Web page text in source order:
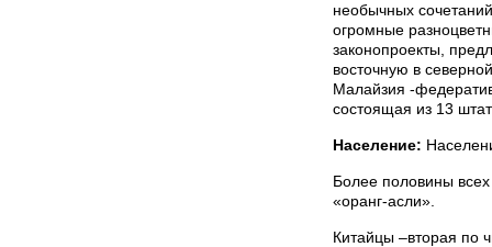
необычных
огромные
законопроекты,
восточную в
Малайзия -
состоящая из 13
Население:
Более половины
«оранг-асли».
Китайцы –вторая по